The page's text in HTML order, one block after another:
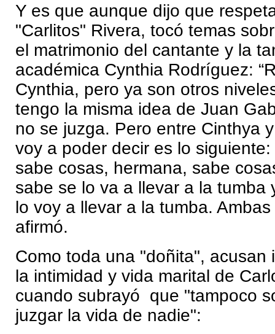
Y es que aunque dijo que
"Carlitos" Rivera, tocó temas
el matrimonio del cantante y la
académica Cynthia Rodríguez:
Cynthia, pero ya son otros
tengo la misma idea de Juan
no se juzga. Pero entre Cinthya
voy a poder decir es lo siguiente:
sabe cosas, hermana, sabe
sabe se lo va a llevar a la tumba
lo voy a llevar a la tumba. Ambas
afirmó.
Como toda una "doñita", acusan
la intimidad y vida marital de
cuando subrayó que "tampoco
juzgar la vida de nadie":